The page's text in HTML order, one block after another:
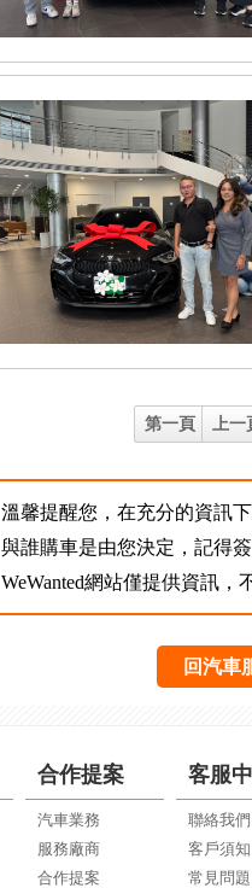
第一頁 上一
溫馨提醒您，在充分的資訊
與誰購車是由您決定，記得
WeWanted網站僅提供資訊
回汽車
合作提案
汽車業務
服務廠商
合作提案
客服
聯絡我們
客戶須知
常見問題